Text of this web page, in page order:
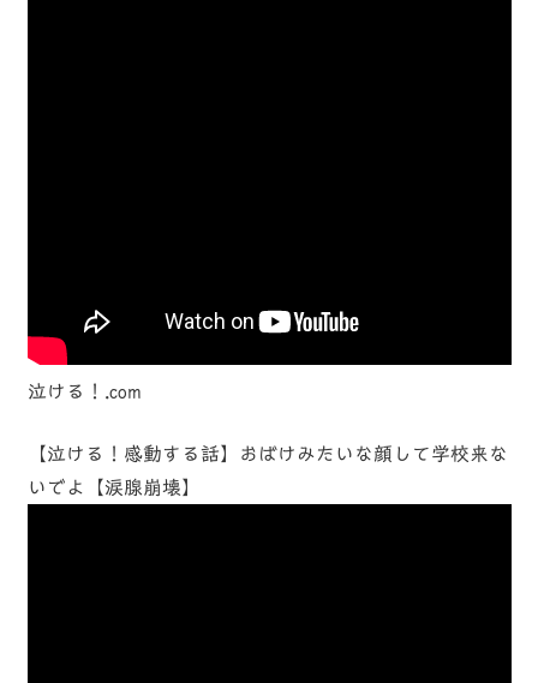
泣ける！.com
【泣ける！感動する話】おばけみたいな顔して学校来な
いでよ【涙腺崩壊】